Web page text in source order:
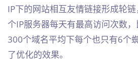
IP下的网站相互友情链接形成轮
个IP服务器每天有最高访问次数，
300个域名平均下每个也只有6个
了优化的效果。